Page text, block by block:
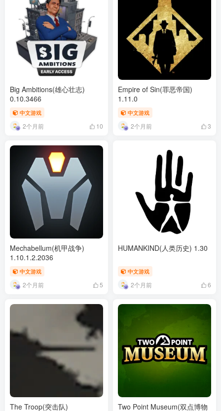
Big Ambitions(雄心壮志)
0.10.3466
中文游戏
2个月前 10
Empire of Sin(罪恶帝国)
1.11.0
中文游戏
2个月前 3
Mechabellum(机甲战争)
1.10.1.2.2036
中文游戏
2个月前 5
HUMANKIND(人类历史) 1.30
中文游戏
2个月前 6
The Troop(突击队) Two Point Museum(双点博物